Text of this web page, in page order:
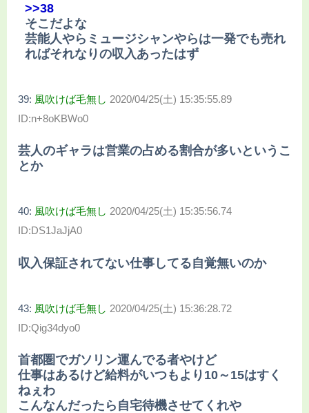
>>38
そこだよな
芸能人やらミュージシャンやらは一発でも売れ
ればそれなりの収入あったはず
39: 風吹けば毛無し 2020/04/25(土) 15:35:55.89
ID:n+8oKBWo0
芸人のギャラは営業の占める割合が多いというこ
とか
40: 風吹けば毛無し 2020/04/25(土) 15:35:56.74
ID:DS1JaJjA0
収入保証されてない仕事してる自覚無いのか
43: 風吹けば毛無し 2020/04/25(土) 15:36:28.72
ID:Qig34dyo0
首都圏でガソリン運んでる者やけど
仕事はあるけど給料がいつもより10～15はすく
ねぇわ
こんなんだったら自宅待機させてくれや